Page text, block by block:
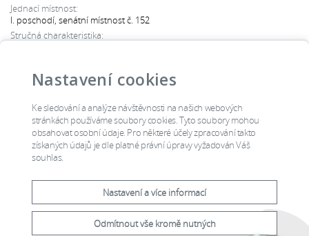
Nastavení cookies
Ke sledování a analýze návštěvnosti na našich webových
stránkách používáme soubory cookies. Tyto soubory mohou
obsahovat osobní údaje. Pro některé účely zpracování takto
získaných údajů je dle platné právní úpravy vyžadován Váš
souhlas.
Nastavení a více informací
Odmítnout vše kromě nutných
Jednací místnost:
I. poschodí, senátní místnost č. 152
Stručná charakteristika:
veřejné vyhlášení nálezu
Všechna jednání